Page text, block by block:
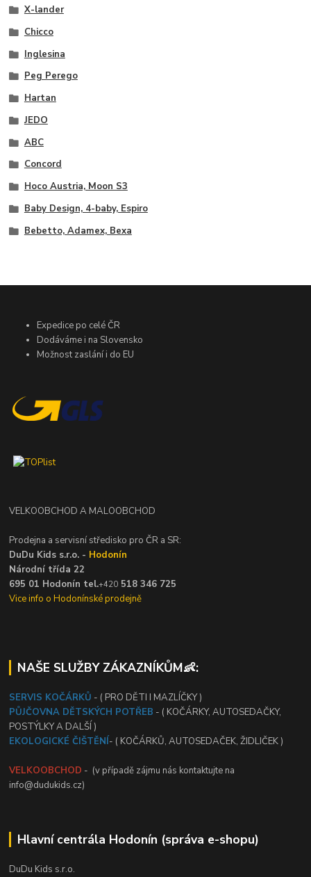
X-lander
Chicco
Inglesina
Peg Perego
Hartan
JEDO
ABC
Concord
Hoco Austria, Moon S3
Baby Design, 4-baby, Espiro
Bebetto, Adamex, Bexa
Expedice po celé ČR
Dodáváme i na Slovensko
Možnost zaslání i do EU
VELKOOBCHOD A MALOOBCHOD
Prodejna a servisní středisko pro ČR a SR:
DuDu Kids s.r.o. - Hodonín
Národní třída 22
695 01 Hodonín tel.+420 518 346 725
Vice info o Hodonínské prodejně
NAŠE SLUŽBY ZÁKAZNÍKŮM👶:
SERVIS KOČÁRKŮ - ( PRO DĚTI I MAZLÍČKY )
PŮJČOVNA DĚTSKÝCH POTŘEB - ( KOČÁRKY, AUTOSEDAČKY,
POSTÝLKY A DALŠÍ )
EKOLOGICKÉ ČIŠTĚNÍ- ( KOČÁRKŮ, AUTOSEDAČEK, ŽIDLIČEK )
VELKOOBCHOD - (v případě zájmu nás kontaktujte na
info@dudukids.cz)
Hlavní centrála Hodonín (správa e-shopu)
DuDu Kids s.r.o.